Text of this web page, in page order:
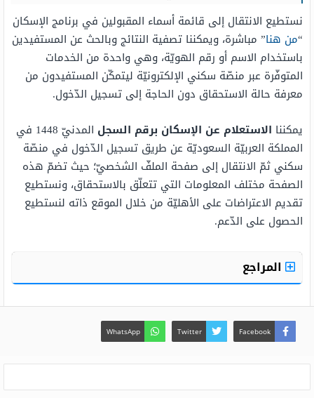
نستطيع الانتقال إلى قائمة أسماء المقبولين في برنامج الإسكان
“من هنا” مباشرة، ويمكننا تصفية النتائج وبالحث عن المستفيدين
باستخدام الاسم أو رقم الهويّة، وهي واحدة من الخدمات
المتوفّرة عبر منصّة سكني الإلكترونيّة ليتمكّن المستفيدون من
معرفة حالة الاستحقاق دون الحاجة إلى تسجيل الدّخول.
يمكننا الاستعلام عن الإسكان برقم السجل
المدنيّ 1448 في
المملكة العربيّة السعوديّة عن طريق تسجيل الدّخول في منصّة
سكني ثمّ الانتقال إلى صفحة الملفّ الشخصيّ؛ حيث تضمّ هذه
الصفحة مختلف المعلومات التي تتعلّق بالاستحقاق، ونستطيع
تقديم الاعتراضات على الأهليّة من خلال الموقع ذاته لنستطيع
الحصول على الدّعم.
المراجع
Facebook
Twitter
WhatsApp